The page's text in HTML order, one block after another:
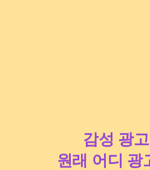
감성 광
원래 어디 광